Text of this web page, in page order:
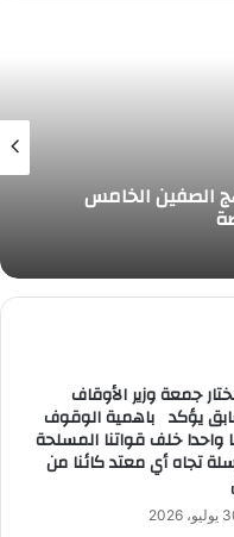
الصفين الخامس
جمعة وزير الأوقاف
يؤكد باهمية الوقوف
واحدا خلف قواتنا المسلحة
تجاه أي معتد كائنا من
2026